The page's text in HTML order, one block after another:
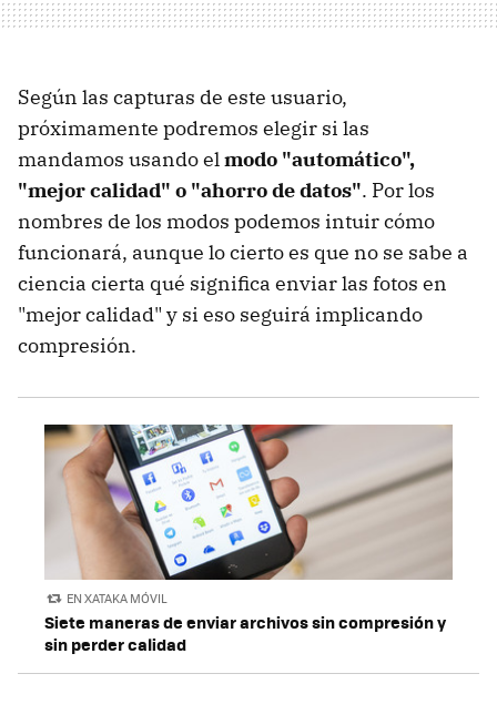
Según las capturas de este usuario,
próximamente podremos elegir si las
mandamos usando elmodo "automático",
"mejor calidad" o "ahorro de datos". Por los
nombres de los modos podemos intuir cómo
funcionará, aunque lo cierto es que no se sabe a
ciencia cierta qué significa enviar las fotos en
"mejor calidad" y si eso seguirá implicando
compresión.
EN XATAKA MÓVIL
Siete maneras de enviar archivos sin compresión y
sin perder calidad